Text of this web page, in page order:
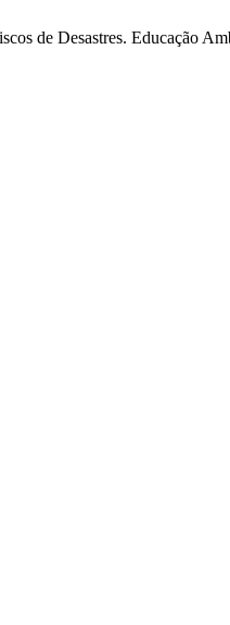
de Desastres. Educação